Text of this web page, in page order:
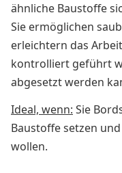
ähnliche Baustoffe
Sie ermöglichen
erleichtern das
kontrolliert geführt
abgesetzt werden
Ideal, wenn: Sie
Baustoffe setzen
wollen.